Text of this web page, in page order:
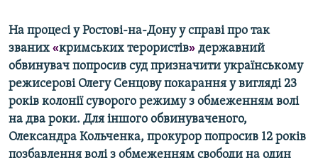
Усі сайти RFE/RL
На процесі у Ростові-на-Дону у справі про так
званих «кримських терористів» державний
обвинувач попросив суд призначити українському
режисерові Олегу Сенцову покарання у вигляді 23
років колонії суворого режиму з обмеженням волі
на два роки. Для іншого обвинуваченого,
Олександра Кольченка, прокурор попросив 12 років
позбавлення волі з обмеженням свободи на один